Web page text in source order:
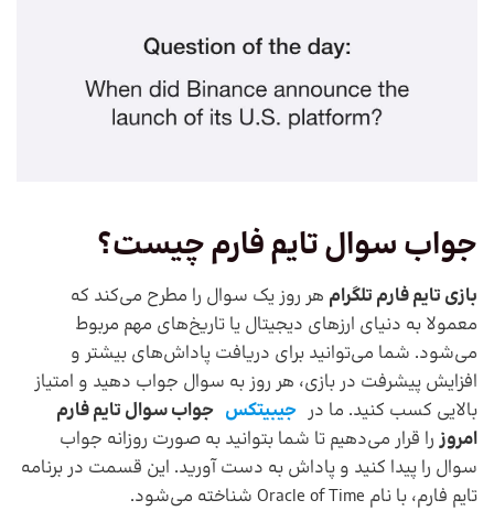
جواب سوال تایم فارم چیست؟
بازی تایم فارم تلگرام هر روز یک سوال را مطرح می‌کند که
معمولا به دنیای ارزهای دیجیتال یا تاریخ‌های مهم مربوط
می‌شود. شما می‌توانید برای دریافت پاداش‌های بیشتر و
افزایش پیشرفت در بازی، هر روز به سوال جواب دهید و امتیاز
بالایی کسب کنید. ما در جیبیتکس جواب سوال تایم فارم
امروز را قرار می‌دهیم تا شما بتوانید به صورت روزانه جواب
سوال را پیدا کنید و پاداش به دست آورید. این قسمت در برنامه
تایم فارم، با نام Oracle of Time شناخته می‌شود.